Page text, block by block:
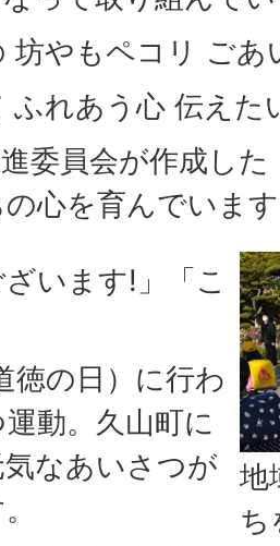
坊やもペコリ ごあ
ふれあう心 伝えた
委員会が作成し
心を育んでいま
地
ち
ざいます!」「こ
徳の日）に行わ
動。久山町に
なあいさつが